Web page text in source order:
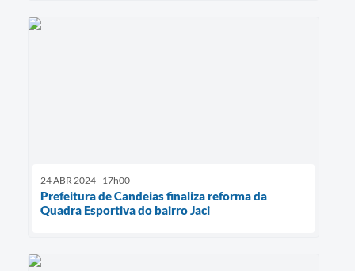
24 ABR 2024 - 17h00
Prefeitura de Candeias finaliza reforma da
Quadra Esportiva do bairro Jaci